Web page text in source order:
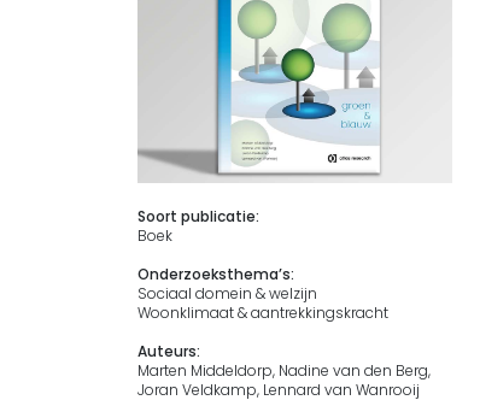
Soort publicatie:
Boek
Onderzoeksthema’s:
Sociaal domein & welzijn
Woonklimaat & aantrekkingskracht
Auteurs:
Marten Middeldorp, Nadine van den Berg,
Joran Veldkamp, Lennard van Wanrooij